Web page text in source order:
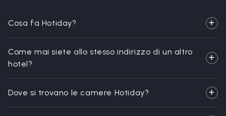
Cosa fa Hotiday?
Come mai siete allo stesso indirizzo di un altro
hotel?
Dove si trovano le camere Hotiday?